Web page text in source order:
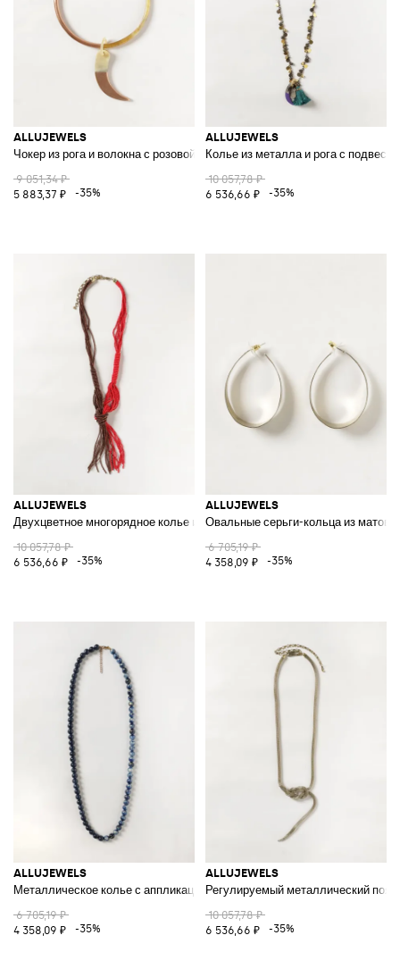
ALLUJEWELS
Чокер из рога и волокна с розовой скользящей подвеской
9 051,34 ₽
5 883,37 ₽
-35%
ALLUJEWELS
Колье из металла и рога с
10 057,78 ₽
6 536,66 ₽
-35%
ALLUJEWELS
Двухцветное многорядное колье из стекла с бусинами и декоративным
10 057,78 ₽
6 536,66 ₽
-35%
ALLUJEWELS
Овальные серьги-кольца из
6 705,19 ₽
4 358,09 ₽
-35%
ALLUJEWELS
Металлическое колье с аппликацией из цветных камней и кристаллов
6 705,19 ₽
4 358,09 ₽
-35%
ALLUJEWELS
Регулируемый металлический
10 057,78 ₽
6 536,66 ₽
-35%